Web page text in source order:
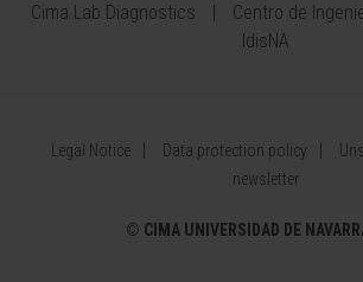
Cima Lab Diagnostics
Centro de
IdisNA
Legal Notice Data protection policy
newsletter
© CIMA UNIVERSIDAD DE